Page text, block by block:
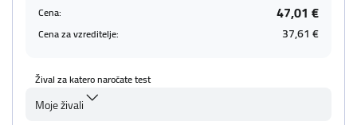
Cena: 47,01 €
Cena za vzreditelje: 37,61 €
Žival za katero naročate test
Moje živali